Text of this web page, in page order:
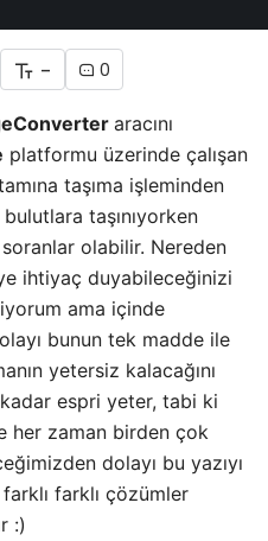
- 0
aracını
platformu üzerinde çalışan
taşıma işleminden
taşınıyorken
olabilir. Nereden
ihtiyaç duyabileceğinizi
ama içinde
bunun tek madde ile
yetersiz kalacağını
espri yeter, tabi ki
her zaman birden çok
dolayı bu yazıyı
farklı çözümler
:)